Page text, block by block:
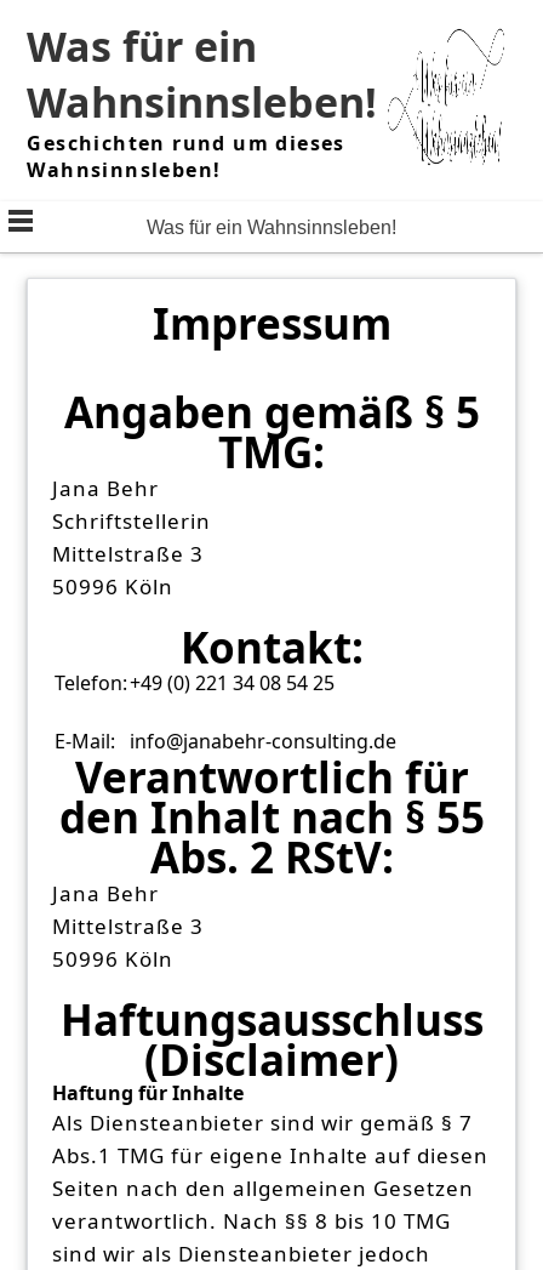
content
Was für ein
Wahnsinnsleben!
Geschichten rund um dieses
Wahnsinnsleben!
Was für ein Wahnsinnsleben!
Impressum
Angaben gemäß § 5
TMG:
Jana Behr
Schriftstellerin
Mittelstraße 3
50996 Köln
Kontakt:
Telefon:+49 (0) 221 34 08 54 25
E-Mail: info@janabehr-consulting.de
Verantwortlich für
den Inhalt nach § 55
Abs. 2 RStV:
Jana Behr
Mittelstraße 3
50996 Köln
Haftungsausschluss
(Disclaimer)
Haftung für Inhalte
Als Diensteanbieter sind wir gemäß § 7
Abs.1 TMG für eigene Inhalte auf diesen
Seiten nach den allgemeinen Gesetzen
verantwortlich. Nach §§ 8 bis 10 TMG
sind wir als Diensteanbieter jedoch